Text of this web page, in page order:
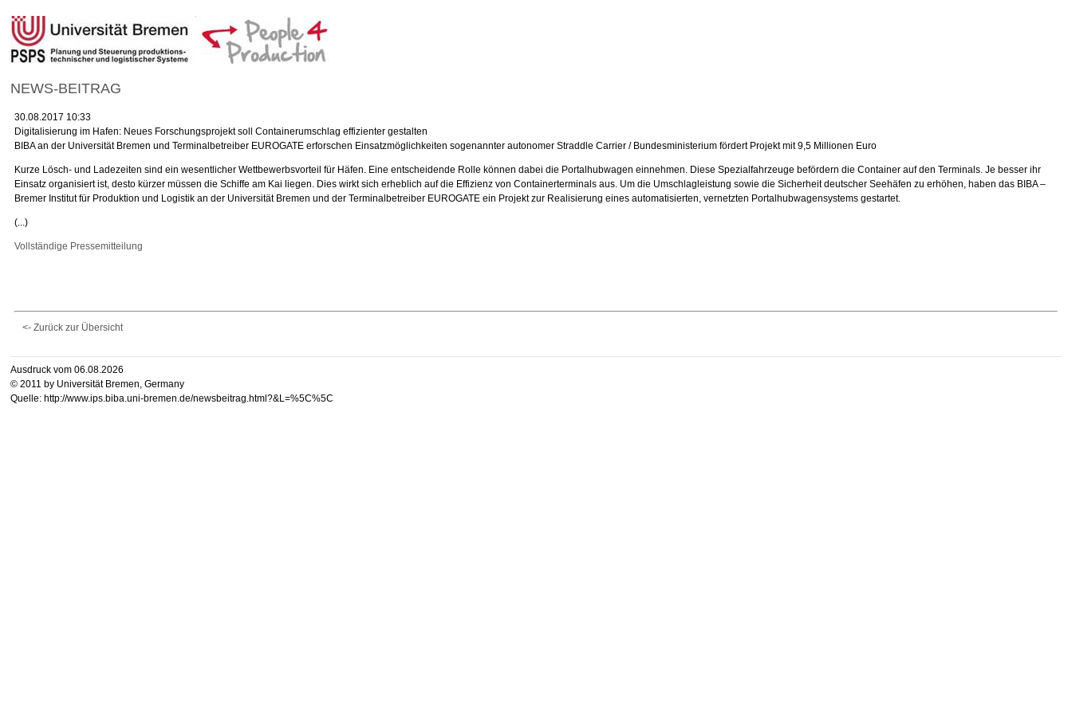
NEWS-BEITRAG
30.08.2017 10:33
Digitalisierung im Hafen: Neues Forschungsprojekt soll Containerumschlag effizienter gestalten
BIBA an der Universität Bremen und Terminalbetreiber EUROGATE erforschen Einsatzmöglichkeiten sogenannter autonomer Straddle Carrier / Bundesministerium fördert Projekt mit 9,5 Millionen Euro
Kurze Lösch- und Ladezeiten sind ein wesentlicher Wettbewerbsvorteil für Häfen. Eine entscheidende Rolle können dabei die Portalhubwagen einnehmen. Diese Spezialfahrzeuge befördern die Container auf den Terminals. Je besser ihr
Einsatz organisiert ist, desto kürzer müssen die Schiffe am Kai liegen. Dies wirkt sich erheblich auf die Effizienz von Containerterminals aus. Um die Umschlagleistung sowie die Sicherheit deutscher Seehäfen zu erhöhen, haben das BIBA –
Bremer Institut für Produktion und Logistik an der Universität Bremen und der Terminalbetreiber EUROGATE ein Projekt zur Realisierung eines automatisierten, vernetzten Portalhubwagensystems gestartet.
(...)
Vollständige Pressemitteilung
<- Zurück zur Übersicht
Ausdruck vom 06.08.2026
© 2011 by Universität Bremen, Germany
Quelle: http://www.ips.biba.uni-bremen.de/newsbeitrag.html?&L=%5C%5C